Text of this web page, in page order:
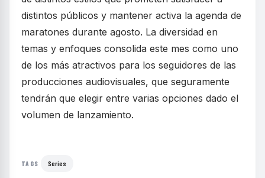
distintos públicos y mantener activa la agenda de
maratones durante agosto. La diversidad en
temas y enfoques consolida este mes como uno
de los más atractivos para los seguidores de las
producciones audiovisuales, que seguramente
tendrán que elegir entre varias opciones dado el
volumen de lanzamiento.
TAGS Series